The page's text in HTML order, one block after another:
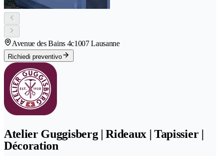
Avenue des Bains 4c1007 Lausanne
Richiedi preventivo
Atelier Guggisberg | Rideaux | Tapissier |
Décoration